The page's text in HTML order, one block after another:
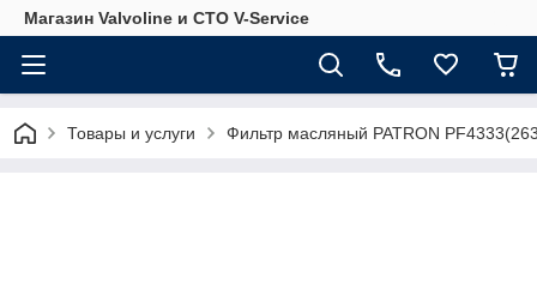
Магазин Valvoline и СТО V-Service
Товары и услуги Фильтр масляный PATRON